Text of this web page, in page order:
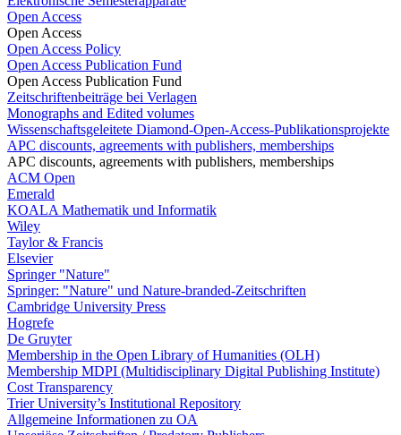
Open Access
Open Access
Open Access Policy
Open Access Publication Fund
Open Access Publication Fund
Zeitschriftenbeiträge bei Verlagen
Monographs and Edited volumes
Wissenschaftsgeleitete Diamond-Open-Access-Publikationsprojekte
APC discounts, agreements with publishers, memberships
APC discounts, agreements with publishers, memberships
ACM Open
Emerald
KOALA Mathematik und Informatik
Wiley
Taylor & Francis
Elsevier
Springer "Nature"
Springer: "Nature" und Nature-branded-Zeitschriften
Cambridge University Press
Hogrefe
De Gruyter
Membership in the Open Library of Humanities (OLH)
Membership MDPI (Multidisciplinary Digital Publishing Institute)
Cost Transparency
Trier University’s Institutional Repository
Allgemeine Informationen zu OA